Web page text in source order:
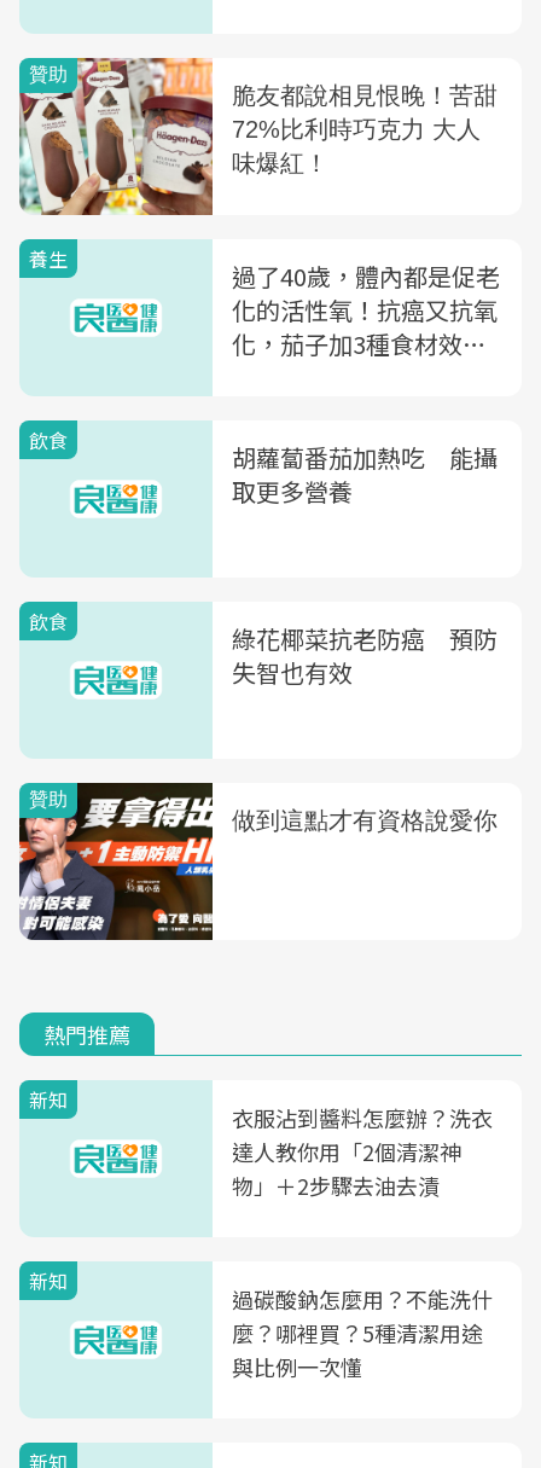
養生
過了40歲，體內都是促老
化的活性氧！抗癌又抗氧
化，茄子加3種食材效果
飲食
胡蘿蔔番茄加熱吃 能攝
取更多營養
飲食
綠花椰菜抗老防癌 預防
失智也有效
熱門推薦
新知
衣服沾到醬料怎麼辦？洗衣
達人教你用「2個清潔神
物」＋2步驟去油去漬
新知
過碳酸鈉怎麼用？不能洗什
麼？哪裡買？5種清潔用途
與比例一次懂
新知